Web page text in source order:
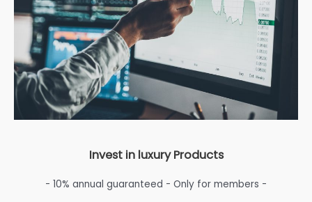
Invest in luxury Products
- 10% annual guaranteed - Only for members -